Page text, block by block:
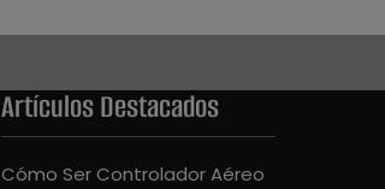
Artículos Destacados
Cómo Ser Controlador Aéreo